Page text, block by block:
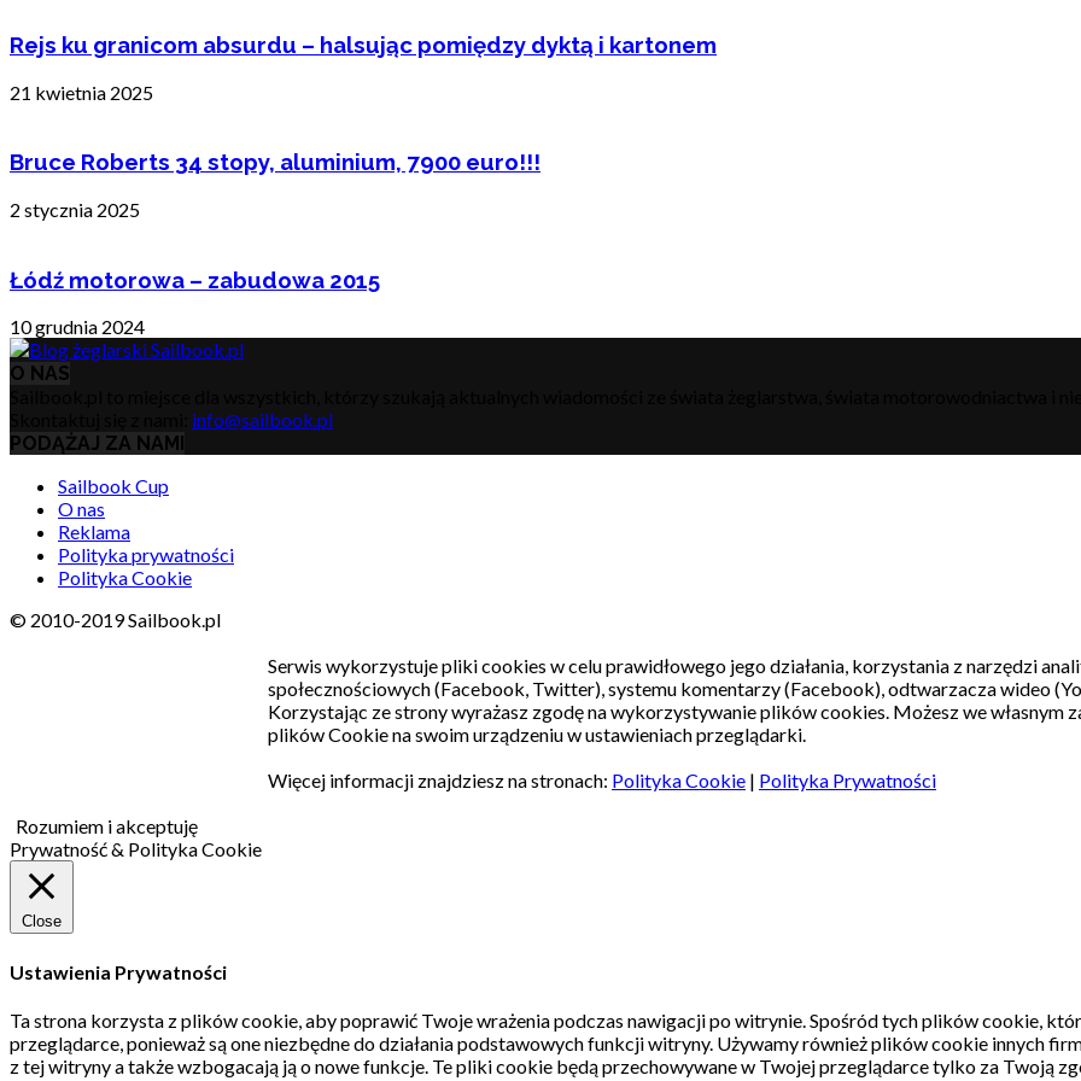
Rejs ku granicom absurdu – halsując pomiędzy dyktą i kartonem
21 kwietnia 2025
Bruce Roberts 34 stopy, aluminium, 7900 euro!!!
2 stycznia 2025
Łódź motorowa – zabudowa 2015
10 grudnia 2024
O NAS
info@sailbook.pl
PODĄŻAJ ZA NAMI
Sailbook Cup
O nas
Reklama
Polityka prywatności
Polityka Cookie
© 2010-2019 Sailbook.pl
Serwis wykorzystuje pliki cookies w celu prawidłowego jego działania, korzystania z narzędzi
społecznościowych (Facebook, Twitter), systemu komentarzy (Facebook), odtwarzacza wideo
Korzystając ze strony wyrażasz zgodę na wykorzystywanie plików cookies. Możesz we własnym
plików Cookie na swoim urządzeniu w ustawieniach przeglądarki.
Więcej informacji znajdziesz na stronach: Polityka Cookie | Polityka Prywatności
Rozumiem i akceptuję
Prywatność & Polityka Cookie
Close
Ustawienia Prywatności
Ta strona korzysta z plików cookie, aby poprawić Twoje wrażenia podczas nawigacji po witrynie.Spośród tych plików cookie,
przeglądarce, ponieważ są one niezbędne do działania podstawowych funkcji witryny. Używamy również plików cookie innych
z tej witryny a także wzbogacają ją o nowe funkcje. Te pliki cookie będą przechowywane w Twojej przeglądarce tylko za Twoją